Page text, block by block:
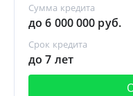
Сумма кредита
до 6 000 000 руб.
Срок кредита
до 7 лет